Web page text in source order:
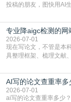
投稿的朋友，图快用AI
自带不可忽视的查重风
于训练数据的概率拼接
有的高频公共表述，甚
专业降aigc检测的
2026-07-01
现在写论文，不管是本
具整理框架、梳理文献
五遍还是过不了预检测
站，就能少走好多弯路
容的学术合规痛点去年
AI写的论文查重率
2026-07-01
ai写的论文查重率多少